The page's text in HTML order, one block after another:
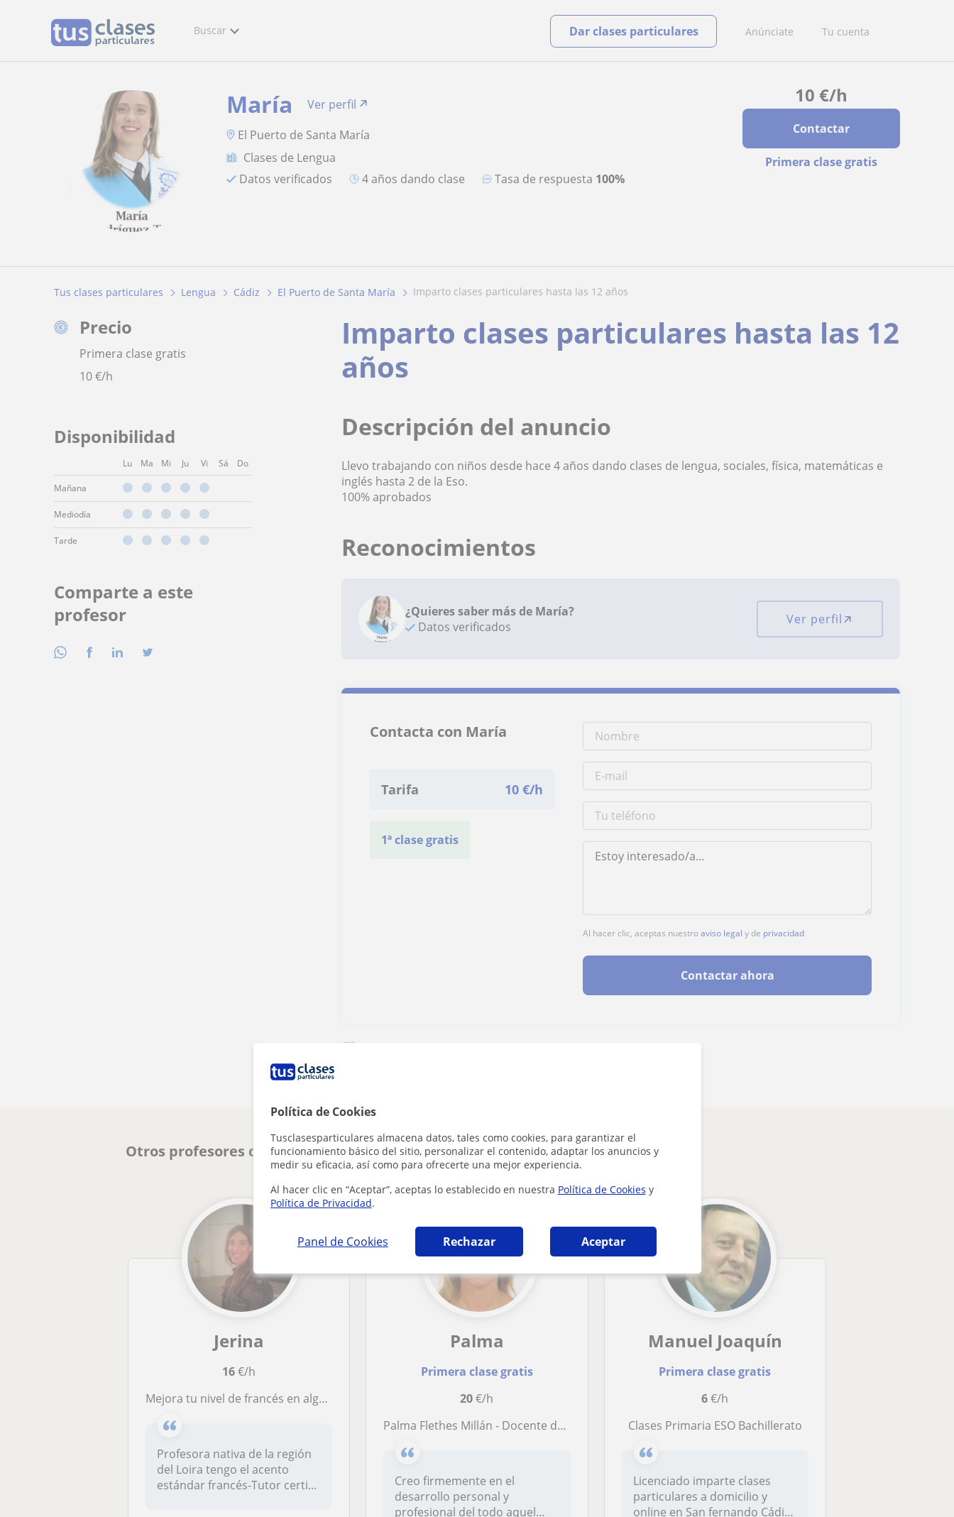
Política de Cookies
Tusclasesparticulares almacena datos, tales como cookies, para garantizar el
funcionamiento básico del sitio, personalizar el contenido, adaptar los anuncios y
medir su eficacia, así como para ofrecerte una mejor experiencia.
Al hacer clic en “Aceptar”, aceptas lo establecido en nuestra Política de Cookies y
Política de Privacidad.
Panel de Cookies Rechazar Aceptar
Buscar Anúnciate Tu cuenta
Dar clases particulares
10 €/h
Contactar
Primera clase gratis
María
Ver perfil
El Puerto de Santa María
Clases de Lengua
Datos verificados
4 años dando clase Tasa de respuesta 100%
Tus clases particulares Lengua Cádiz El Puerto de Santa María imparto clases particulares hasta las 12 años
Precio
Primera clase gratis
10€/h
Disponibilidad
Lu Ma Mi Ju Vi Sá Do
Mañana
Mediodía
Tarde
Comparte a este
profesor
Imparto clases particulares hasta las 12
años
Descripción del anuncio
Llevo trabajando con niños desde hace 4 años dando clases de lengua, sociales, física, matemáticas e
inglés hasta 2 de la Eso.
100% aprobados
Reconocimientos
¿Quieres saber más de María?
Datos verificados
Ver perfil
Contacta con María
Tarifa 10 €/h
1ª clase gratis
Al hacer clic, aceptas nuestroaviso legal y de privacidad
Contactar ahora
Otros profesores de Lengua en El Puerto de Santa María que pueden interesarte
Jerina
16€/h
Mejora tu nivel de francés en algunas semanas con una profesora nativa
Profesora nativa de la región
del Loira tengo el acento
estándar francés-Tutor certi...
Palma
Primera clase gratis
20€/h
Palma Flethes Millán - Docente de inglés
Creo firmemente en el
desarrollo personal y
profesional del todo aquel
Manuel Joaquín
Primera clase gratis
6€/h
Clases Primaria ESO Bachillerato
Licenciado imparte clases
particulares a domicilio y
online en San fernando Cádiz